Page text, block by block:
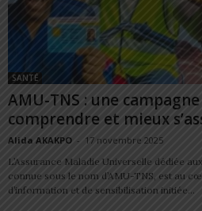
SANTÉ
AMU-TNS : une
comprendre et mieux
Alida AKAKPO - 17 novembre 2025
L’Assurance Maladie Universelle dédiée
connue sous le nom d’AMU-TNS, est au
d’information et de sensibilisation initiée...